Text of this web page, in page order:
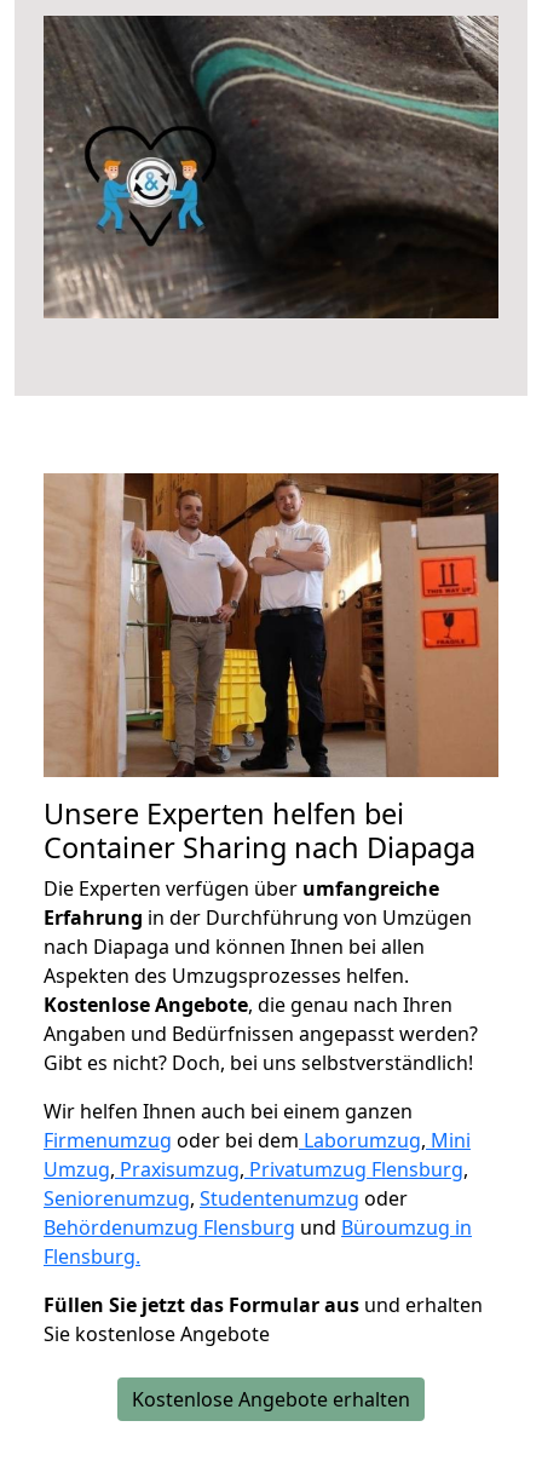
Unsere Experten helfen bei
Container Sharing nach Diapaga
Die Experten verfügen über umfangreiche
Erfahrung in der Durchführung von Umzügen
nach Diapaga und können Ihnen bei allen
Aspekten des Umzugsprozesses helfen.
Kostenlose Angebote, die genau nach Ihren
Angaben und Bedürfnissen angepasst werden?
Gibt es nicht? Doch, bei uns selbstverständlich!
Wir helfen Ihnen auch bei einem ganzen
Firmenumzug oder bei dem Laborumzug, Mini
Umzug, Praxisumzug, Privatumzug Flensburg,
Seniorenumzug, Studentenumzug oder
Behördenumzug Flensburg und Büroumzug in
Flensburg.
Füllen Sie jetzt das Formular aus und erhalten
Sie kostenlose Angebote
Kostenlose Angebote erhalten